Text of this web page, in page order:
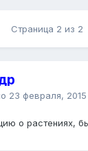
Страница 2 из 2
23 февраля, 2015
о растениях,